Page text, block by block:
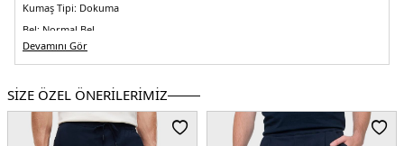
Kumaş Tipi: Dokuma
Bel: Normal Bel
Boy:Standart
Kalıp Bilgisi:Straight Fit
Manken Bedeni:Boy : 1.90 cm / Göğüs : 108 cm / Bel : 85 cm / Basen : 100 cm
/ Beden : 31-32
Devamını Gör
SİZE ÖZEL ÖNERİLERİMİZ